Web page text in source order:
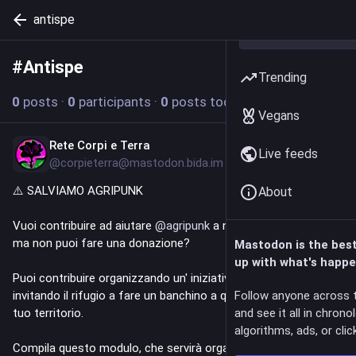
antispe
#Antispe
0 posts · 0 participants · 0 posts today
Rete Corpi e Terra
@corpieterra@mastodon.bida.im
⚠️ SALVIAMO AGRIPUNK
Vuoi contribuire ad aiutare @agripunk a non essere sfrattato,
ma non puoi fare una donazione?
Puoi contribuire organizzando un' iniziativa benefit, oppure
invitando il rifugio a fare un banchino a qualche iniziativa nel
tuo territorio.
Compila questo modulo, che servirà organizzare il lavoro tra lɜ
Trending
Vegans
Live feeds
About
Mastodon is the
up with what's
Follow anyone across
and see it all in
algorithms, ads, or